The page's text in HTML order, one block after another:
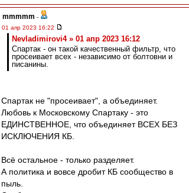
mmmmm -
01 апр 2023 16:22
Nevladimirovi4 » 01 апр 2023 16:12
Спартак - он такой качественный фильтр, что
просеивает всех - независимо от болтовни и
писанины.
Спартак не "просеивает", а объединяет.
Любовь к Московскому Спартаку - это
ЕДИНСТВЕННОЕ, что объединяет ВСЕХ БЕЗ
ИСКЛЮЧЕНИЯ КБ.
Всё остальное - только разделяет.
А политика и вовсе дробит КБ сообщество в
пыль.